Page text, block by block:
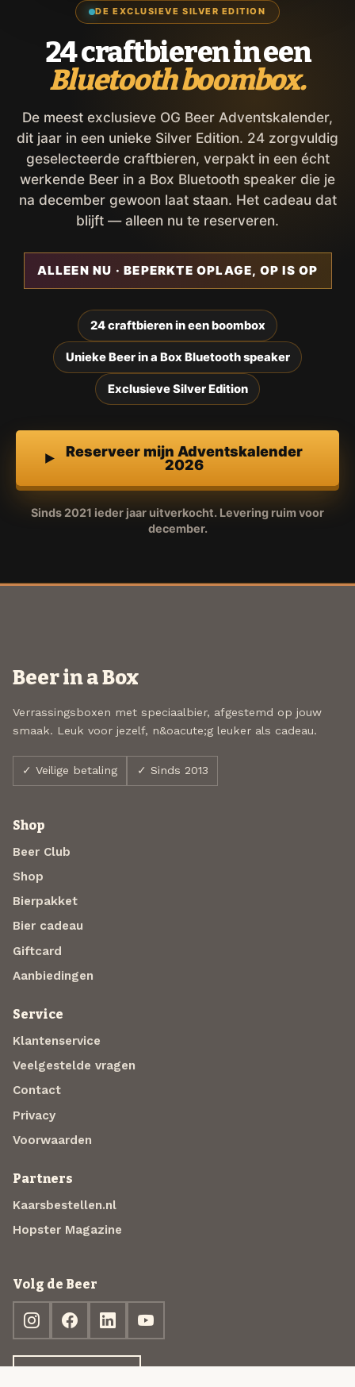
DE EXCLUSIEVE SILVER EDITION
24 craftbieren in een
Bluetooth boombox.
De meest exclusieve OG Beer Adventskalender,
dit jaar in een unieke Silver Edition. 24 zorgvuldig
geselecteerde craftbieren, verpakt in een écht
werkende Beer in a Box Bluetooth speaker die je
na december gewoon laat staan. Het cadeau dat
blijft — alleen nu te reserveren.
ALLEEN NU · BEPERKTE OPLAGE, OP IS OP
24 craftbieren in een boombox
Unieke Beer in a Box Bluetooth speaker
Exclusieve Silver Edition
Reserveer mijn Adventskalender
2026
Sinds 2021 ieder jaar uitverkocht. Levering ruim voor
december.
Beer in a Box
Verrassingsboxen met speciaalbier, afgestemd op jouw
smaak. Leuk voor jezelf, n&oacute;g leuker als cadeau.
✓ Veilige betaling ✓ Sinds 2013
Shop
Beer Club
Shop
Bierpakket
Bier cadeau
Giftcard
Aanbiedingen
Service
Klantenservice
Veelgestelde vragen
Contact
Privacy
Voorwaarden
Partners
Kaarsbestellen.nl
Hopster Magazine
Volg de Beer